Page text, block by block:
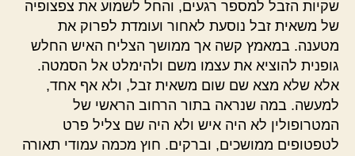
שקיות הזבל למספר רגעים, והחל לשמוע את צפצופיה
של משאית זבל נוסעת לאחור ועומדת לפרוק את
מטענה. במאמץ קשה אך ממושך הצליח האיש החלש
גופנית להוציא את עצמו משם ולהימלט אל הסמטה.
אלא שלא מצא שם שום משאית זבל, ולא אף אחד,
למעשה. במה שנראה בתור הרחוב הראשי של
המטרופולין לא היה איש ולא היה שם צליל פרט
לטפטופים ממושכים, וברקים. חוץ מכמה עמודי תאורה